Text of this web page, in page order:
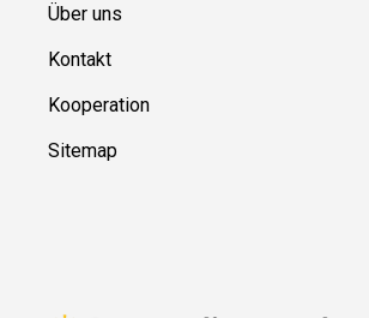
Über uns
Kontakt
Kooperation
Sitemap